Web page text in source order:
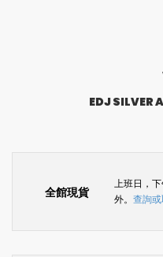
EDJ SILVER
全館現貨
上班日，
外。 查詢